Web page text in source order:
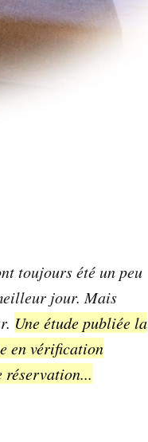
toujours été un peu
jour. Mais
Une étude publiée la
en vérification
réservation...